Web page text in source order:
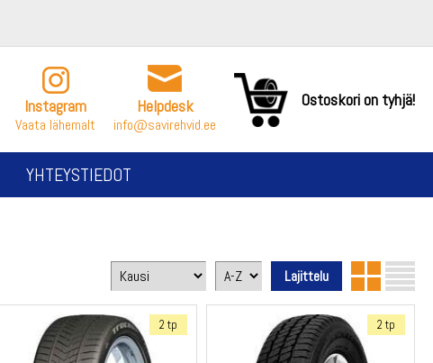
Instagram
Vaata lähemalt
Helpdesk
info@savirehvid.ee
Ostoskori on tyhjä!
YHTEYSTIEDOT
2 tp 2 tp